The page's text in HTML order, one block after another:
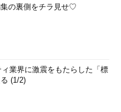
の裏側をチラ見せ♡
業界に激震をもたらした「標
(1/2)